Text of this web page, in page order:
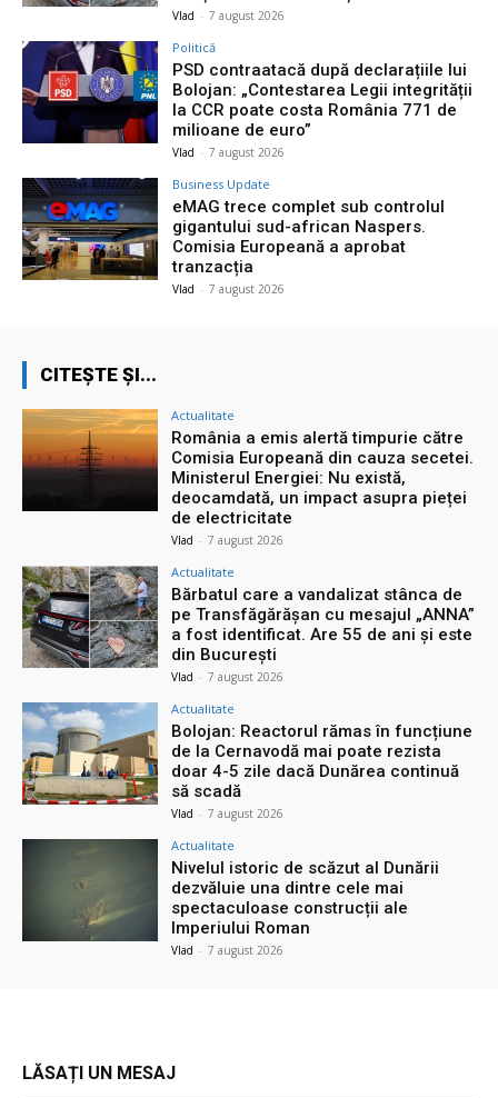
Vlad - 7 august 2026
Politică
PSD contraatacă după declarațiile lui
Bolojan: „Contestarea Legii integrității
la CCR poate costa România 771 de
milioane de euro”
Vlad - 7 august 2026
Business Update
eMAG trece complet sub controlul
gigantului sud-african Naspers.
Comisia Europeană a aprobat
tranzacția
Vlad - 7 august 2026
CITEȘTE ȘI...
Actualitate
România a emis alertă timpurie către
Comisia Europeană din cauza secetei.
Ministerul Energiei: Nu există,
deocamdată, un impact asupra pieței
de electricitate
Vlad - 7 august 2026
Actualitate
Bărbatul care a vandalizat stânca de
pe Transfăgărășan cu mesajul „ANNA”
a fost identificat. Are 55 de ani și este
din București
Vlad - 7 august 2026
Actualitate
Bolojan: Reactorul rămas în funcțiune
de la Cernavodă mai poate rezista
doar 4-5 zile dacă Dunărea continuă
să scadă
Vlad - 7 august 2026
Actualitate
Nivelul istoric de scăzut al Dunării
dezvăluie una dintre cele mai
spectaculoase construcții ale
Imperiului Roman
Vlad - 7 august 2026
LĂSAȚI UN MESAJ